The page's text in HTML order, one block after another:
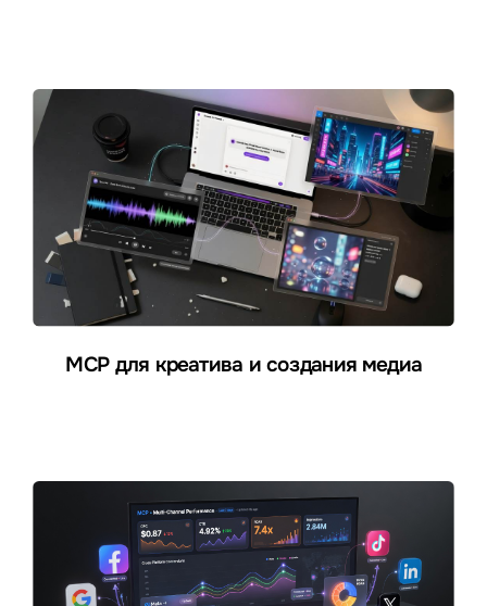
MCP для креатива и создания медиа